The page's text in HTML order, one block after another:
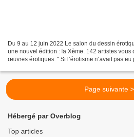
Du 9 au 12 juin 2022 Le salon du dessin
une nouvel édition : la Xème. 142 artistes
œuvres érotiques. " Si l’érotisme n’avait pas eu
Page suivante >
Hébergé par Overblog
Top articles